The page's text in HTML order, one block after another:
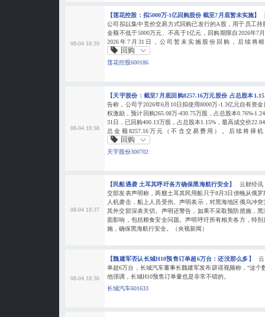
08-04 18:39
【莲花控股：拟5000万-1亿回购股份 截至7月底暂未实施】
公司拟以集中竞价交易方式回购已发行的A股，用于员工
金额不低于5000万元、不高于1亿元，回购期限自2026年7
2026年7月31日，公司暂未实施股份回购，后续将
回购
莲花控股600186
08-04 18:38
【天宇股份：截至7月底回购8257.16万元股份 占总股本
告称，公司于2026年6月10日拟使用8000万-1.3亿元自有资
权激励，预计回购265.08万-430.75万股，占总股本0.76%-
31日，已回购400.13万股，占总股本1.15%，最高成交价
总金额8257.16万元（不含交易费用）。后续将择
回购
天宇股份300702
08-04 18:37
【民船遇袭 土耳其呼吁各方确保黑海航行安全】
云财经讯
交部发表声明称，两艘土耳其民用船只于8月3日傍晚从俄
人机袭击，船上人员受伤。声明表示，对黑海地区俄乌冲
其外交部深表关切。声明还警告，如果不采取预防措施，
面影响，包括粮食安全问题。声明呼吁所有相关各方，特
施，确保黑海航行安全。（央视新闻）
08-04 18:36
【魏建军否认长城H10预售订单超6万台：还没那么多】
单超6万台，长城汽车董事长魏建军发布辟谣视频称，“这个
他强调，长城H10预售订单量也是非常不错的。
长城汽车601633